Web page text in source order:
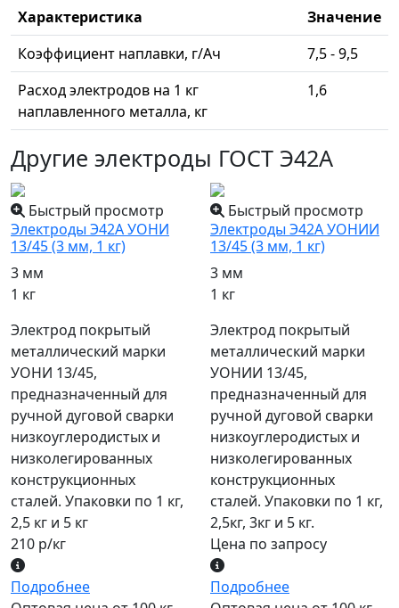
Характеристика
Значение
Коэффициент наплавки, г/Ач
7,5 - 9,5
Расход электродов на 1 кг
наплавленного металла, кг
1,6
Другие электроды ГОСТ Э42А
Быстрый просмотр
Электроды Э42А УОНИ
13/45 (3 мм, 1 кг)
3 мм
1 кг
Электрод покрытый
металлический марки
УОНИ 13/45,
предназначенный для
ручной дуговой сварки
низкоуглеродистых и
низколегированных
конструкционных
сталей. Упаковки по 1 кг,
2,5 кг и 5 кг
210 р/кг
Подробнее
Быстрый просмотр
Электроды Э42А УОНИИ
13/45 (3 мм, 1 кг)
3 мм
1 кг
Электрод покрытый
металлический марки
УОНИИ 13/45,
предназначенный для
ручной дуговой сварки
низкоуглеродистых и
низколегированных
конструкционных
сталей. Упаковки по 1 кг,
2,5кг, 3кг и 5 кг.
Цена по запросу
Подробнее